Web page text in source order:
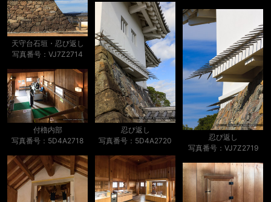
天守台石垣・忍び返し
写真番号：VJ7Z2714
忍び返し
写真番号：5D4A2720
忍び返し
写真番号：VJ7Z2719
付櫓内部
写真番号：5D4A2718